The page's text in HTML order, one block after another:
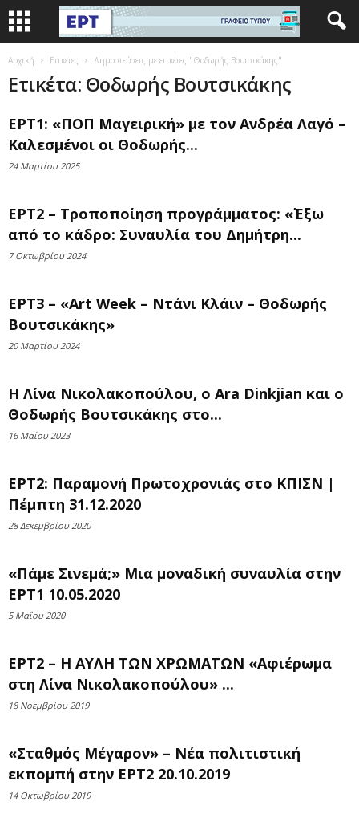
Αρχική Ετικέτες Δημοσιεύσεις με ετικέτες "Θοδωρής Βουτσικάκης"
Ετικέτα: Θοδωρής Βουτσικάκης
ΕΡΤ1: «ΠΟΠ Μαγειρική» με τον Ανδρέα Λαγό –
Καλεσμένοι οι Θοδωρής...
24 Μαρτίου 2025
ΕΡΤ2 – Τροποποίηση προγράμματος: «Έξω
από το κάδρο: Συναυλία του Δημήτρη...
7 Οκτωβρίου 2024
ΕΡΤ3 – «Art Week – Ντάνι Κλάιν – Θοδωρής
Βουτσικάκης»
20 Μαρτίου 2024
Η Λίνα Νικολακοπούλου, ο Ara Dinkjian και ο
Θοδωρής Βουτσικάκης στο...
16 Μαΐου 2023
ΕΡΤ2: Παραμονή Πρωτοχρονιάς στο ΚΠΙΣΝ |
Πέμπτη 31.12.2020
28 Δεκεμβρίου 2020
«Πάμε Σινεμά;» Μια μοναδική συναυλία στην
ΕΡΤ1 10.05.2020
5 Μαΐου 2020
ΕΡΤ2 – Η ΑΥΛΗ ΤΩΝ ΧΡΩΜΑΤΩΝ «Αφιέρωμα
στη Λίνα Νικολακοπούλου» ...
18 Νοεμβρίου 2019
«Σταθμός Μέγαρον» – Νέα πολιτιστική
εκπομπή στην ΕΡΤ2 20.10.2019
14 Οκτωβρίου 2019